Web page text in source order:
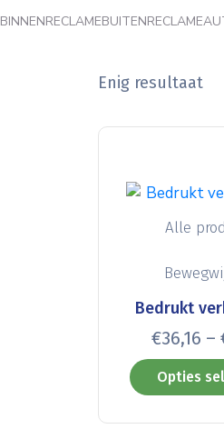
BINNENRECLAMEBUITENRECLAME
Enig resultaat
Alle
Bedrukt
€36,16 –
Opties